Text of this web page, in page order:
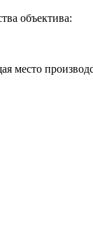
объектива:
место